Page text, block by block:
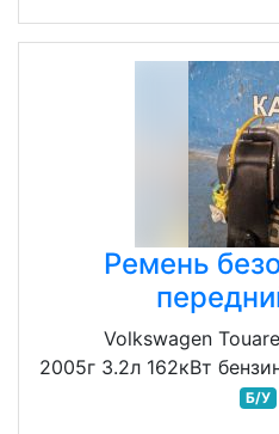
Ремень
Volkswagen
2005г 3.2л 162кВт
Б/У